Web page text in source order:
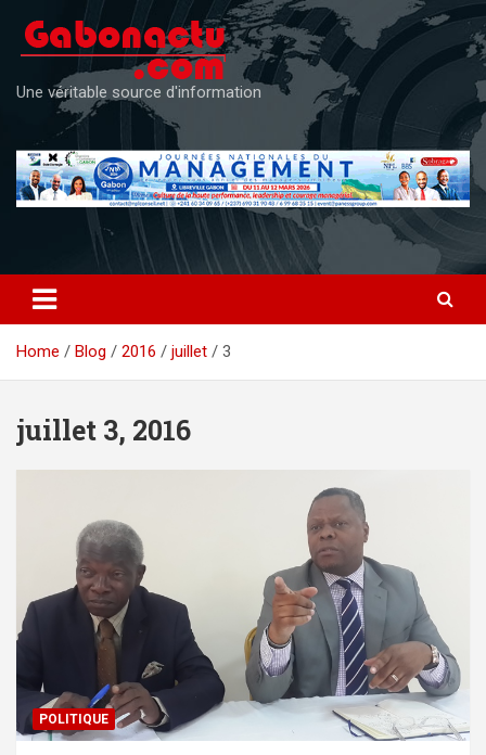
content
Une véritable source d'information
Home Blog 2016 juillet 3
juillet 3, 2016
POLITIQUE